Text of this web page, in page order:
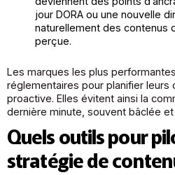
jour DORA ou une nouvelle
naturellement des contenus
perçue.
Les marques les plus
réglementaires pour planifier leurs
proactive. Elles évitent ainsi la
dernière minute, souvent bâclée
Quels outils pour
stratégie de